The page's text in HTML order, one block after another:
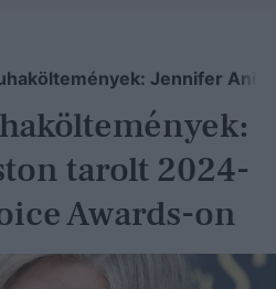
Jennifer
tarolt 2024-
Awards-on